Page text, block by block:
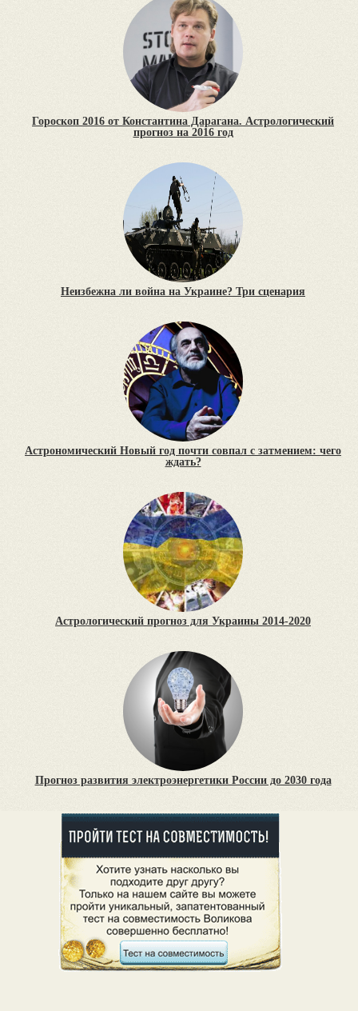
Гороскоп 2016 от Константина Дарагана. Астрологический
прогноз на 2016 год
Неизбежна ли война на Украине? Три сценария
Астрономический Новый год почти совпал с затмением: чего
ждать?
Астрологический прогноз для Украины 2014-2020
Прогноз развития электроэнергетики России до 2030 года